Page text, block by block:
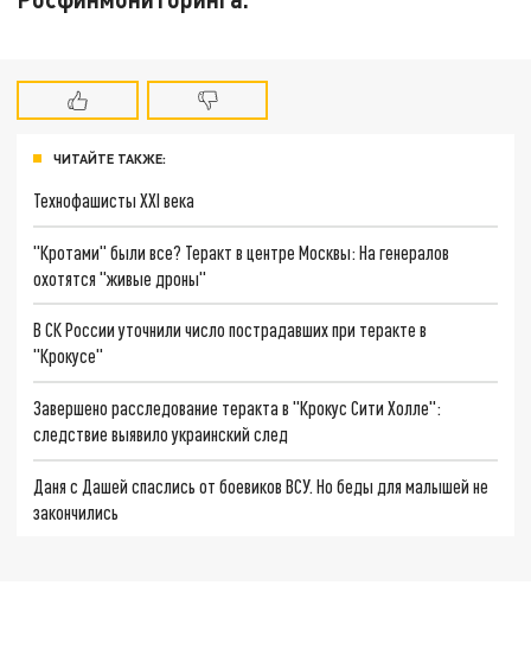
ЧИТАЙТЕ ТАКЖЕ:
Технофашисты XXI века
"Кротами" были все? Теракт в центре Москвы: На генералов
охотятся "живые дроны"
В СК России уточнили число пострадавших при теракте в
"Крокусе"
Завершено расследование теракта в "Крокус Сити Холле":
следствие выявило украинский след
Даня с Дашей спаслись от боевиков ВСУ. Но беды для малышей не
закончились